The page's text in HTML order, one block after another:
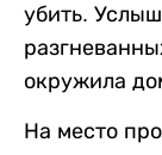
убить.
окружила
На место